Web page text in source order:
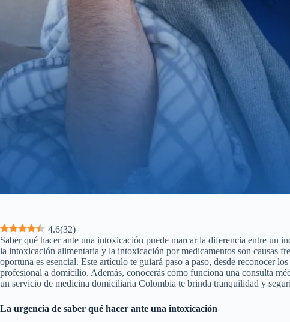
4.6(32)
Saber qué hacer ante una intoxicación puede marcar la diferencia entre un
la intoxicación alimentaria y la intoxicación por medicamentos son causas
oportuna es esencial. Este artículo te guiará paso a paso, desde reconocer
profesional a domicilio. Además, conocerás cómo funciona una consulta
un servicio de medicina domiciliaria Colombia te brinda tranquilidad y
La urgencia de saber qué hacer ante una intoxicación